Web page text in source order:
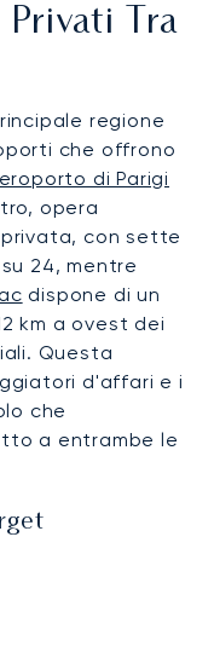
Privati Tra
regione
che offrono
di Parigi
opera
con sette
24, mentre
dispone di un
km a ovest dei
Questa
d'affari e i
che
a entrambe le